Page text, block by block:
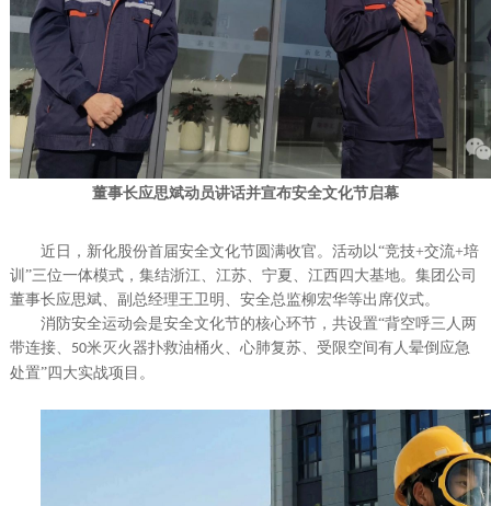
董事长应思斌动员讲话并宣布安全文化节启幕
近日，新化股份首届安全文化节圆满收官。活动以“竞技+交流+培
训”三位一体模式，集结浙江、江苏、宁夏、江西四大基地。 集团公司
董事长应思斌、副总经理王卫明、安全总监柳宏华等出席仪式。
消防安全运动会是安全文化节的核心环节，共设置“背空呼三人两
带连接、 50米灭火器扑救油桶火、心肺复苏、受限空间有人晕倒应急
处置”四大实战项目。